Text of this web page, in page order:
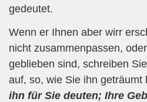
gedeutet.
Wenn er Ihnen aber wirr
nicht zusammenpassen,
geblieben sind, schreiben
auf, so, wie Sie ihn geträumt
ihn für Sie deuten; Ihre